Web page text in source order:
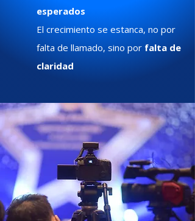
esperados
El crecimiento se estanca, no por
falta de llamado, sino por falta de
claridad